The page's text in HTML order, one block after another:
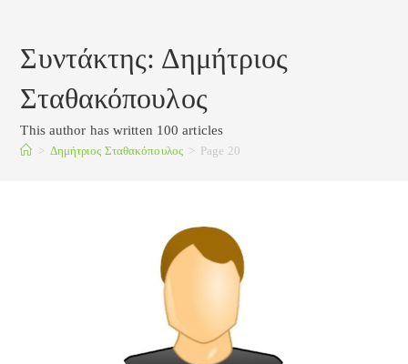
Συντάκτης: Δημήτριος
Σταθακόπουλος
This author has written 100 articles
> Δημήτριος Σταθακόπουλος > Page 20